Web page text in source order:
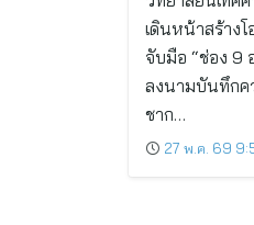
เดินหน้าสร้าง
จับมือ “ช่อง 9
ลงนามบันทึกค
ชาก…
27 พ.ค. 69